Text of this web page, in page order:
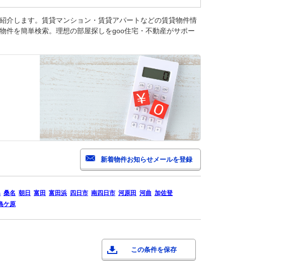
介します。賃貸マンション・賃貸アパートなどの賃貸物件情
件を簡単検索。理想の部屋探しをgoo住宅・不動産がサポー
桑名 朝日 富田 富田浜 四日市 南四日市 河原田 河曲 加佐登
ケ原
この条件を保存